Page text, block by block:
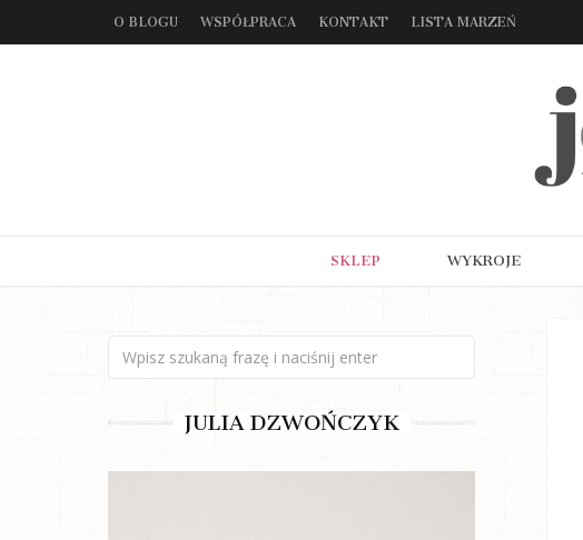
O BLOGU WSPÓŁPRACA KONTAKT LISTA MARZEŃ
SKLEP WYKROJE
JULIA DZWOŃCZYK